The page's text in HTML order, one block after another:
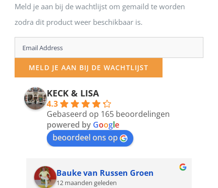
Meld je aan bij de wachtlijst om gemaild te worden
zodra dit product weer beschikbaar is.
Enter
your
email
address
MELD JE AAN BIJ DE WACHTLIJST
KECK & LISA
4.3
Gebaseerd op 165 beoordelingen
powered by Google
beoordeel ons op
Bauke van Russen Groen
12 maanden geleden